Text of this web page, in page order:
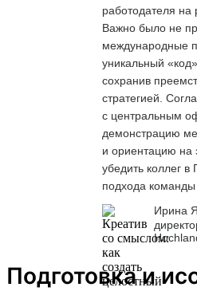
работодателя на
Важно было не
международные
уникальный
сохранив
стратегией.
с центральным
демонстрацию
и ориентацию на
убедить коллег
подхода
Ирина
Подготовка и